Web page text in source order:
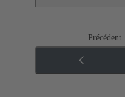
Précédent